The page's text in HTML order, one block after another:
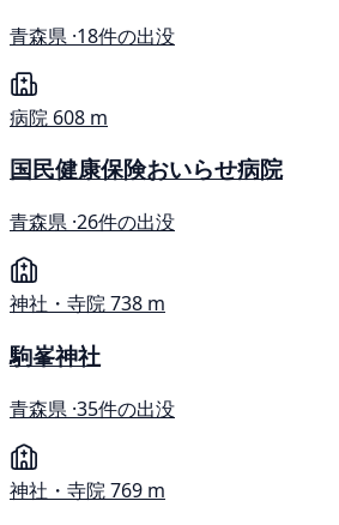
青森県 ·18件の出没
病院 608 m
国民健康保険おいらせ病院
青森県 ·26件の出没
神社・寺院738 m
駒峯神社
青森県 ·35件の出没
神社・寺院769 m